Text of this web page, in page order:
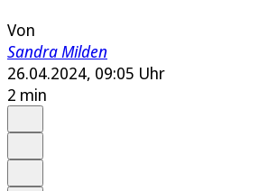
Von
Sandra Milden
26.04.2024, 09:05 Uhr
2 min